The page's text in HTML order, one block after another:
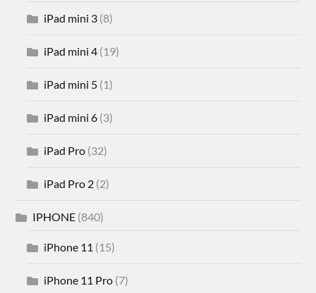
iPad mini 3 (8)
iPad mini 4 (19)
iPad mini 5 (1)
iPad mini 6 (3)
iPad Pro (32)
iPad Pro 2 (2)
IPHONE (840)
iPhone 11 (15)
iPhone 11 Pro (7)